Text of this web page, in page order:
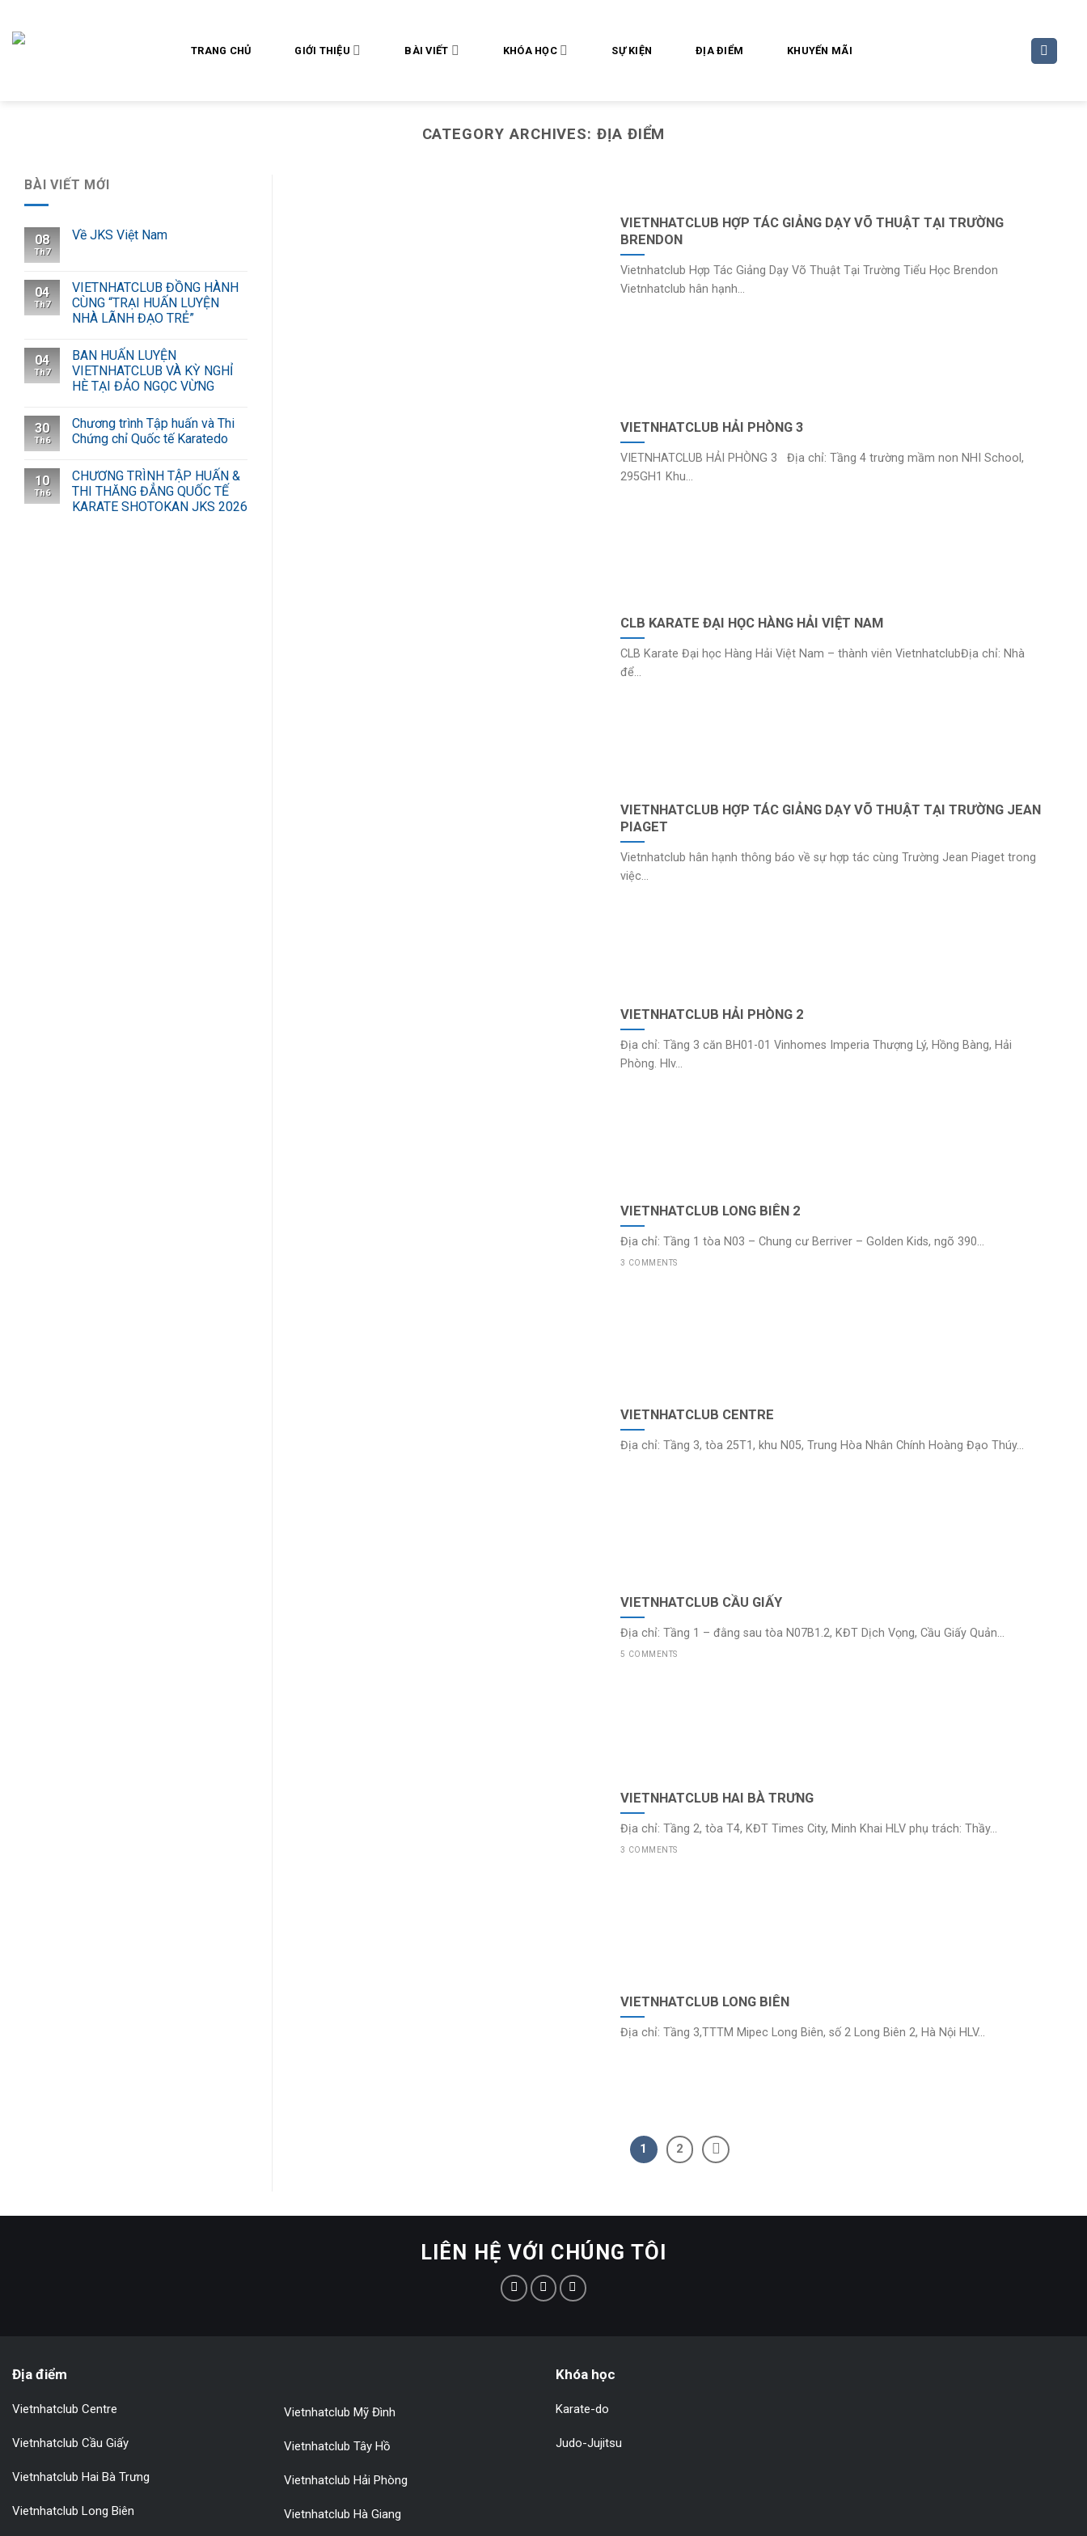
content
TRANG CHỦ GIỚI THIỆU BÀI VIẾT KHÓA HỌC SỰ KIỆN ĐỊA ĐIỂM KHUYẾN MÃI
CATEGORY ARCHIVES:ĐỊA ĐIỂM
BÀI VIẾT MỚI
08
Th7
Về JKS Việt Nam
04
Th7
VIETNHATCLUB ĐỒNG HÀNH
CÙNG “TRẠI HUẤN LUYỆN
NHÀ LÃNH ĐẠO TRẺ”
04
Th7
BAN HUẤN LUYỆN
VIETNHATCLUB VÀ KỲ NGHỈ
HÈ TẠI ĐẢO NGỌC VỪNG
30
Th6
Chương trình Tập huấn và Thi
Chứng chỉ Quốc tế Karatedo
10
Th6
CHƯƠNG TRÌNH TẬP HUẤN &
THI THĂNG ĐẲNG QUỐC TẾ
KARATE SHOTOKAN JKS 2026
VIETNHATCLUB HỢP TÁC GIẢNG DẠY VÕ THUẬT TẠI TRƯỜNG
BRENDON
Vietnhatclub Hợp Tác Giảng Dạy Võ Thuật Tại Trường Tiểu Học Brendon
Vietnhatclub hân hạnh...
VIETNHATCLUB HẢI PHÒNG 3
VIETNHATCLUB HẢI PHÒNG 3 Địa chỉ: Tầng 4 trường mầm non NHI School,
295GH1 Khu...
CLB KARATE ĐẠI HỌC HÀNG HẢI VIỆT NAM
CLB Karate Đại học Hàng Hải Việt Nam – thành viên VietnhatclubĐịa chỉ: Nhà
để...
VIETNHATCLUB HỢP TÁC GIẢNG DẠY VÕ THUẬT TẠI TRƯỜNG JEAN
PIAGET
Vietnhatclub hân hạnh thông báo về sự hợp tác cùng Trường Jean Piaget trong
việc...
VIETNHATCLUB HẢI PHÒNG 2
Địa chỉ: Tầng 3 căn BH01-01 Vinhomes Imperia Thượng Lý, Hồng Bàng, Hải
Phòng. Hlv...
VIETNHATCLUB LONG BIÊN 2
Địa chỉ: Tầng 1 tòa N03 – Chung cư Berriver – Golden Kids, ngõ 390...
3 COMMENTS
VIETNHATCLUB CENTRE
Địa chỉ: Tầng 3, tòa 25T1, khu N05, Trung Hòa Nhân Chính Hoàng Đạo Thúy...
VIETNHATCLUB CẦU GIẤY
Địa chỉ: Tầng 1 – đằng sau tòa N07B1.2, KĐT Dịch Vọng, Cầu Giấy Quản...
5 COMMENTS
VIETNHATCLUB HAI BÀ TRƯNG
Địa chỉ: Tầng 2, tòa T4, KĐT Times City, Minh Khai HLV phụ trách: Thầy...
3 COMMENTS
VIETNHATCLUB LONG BIÊN
Địa chỉ: Tầng 3,TTTM Mipec Long Biên, số 2 Long Biên 2, Hà Nội HLV...
1 2
LIÊN HỆ VỚI CHÚNG TÔI
Địa điểm
Vietnhatclub Centre
Vietnhatclub Cầu Giấy
Vietnhatclub Hai Bà Trưng
Vietnhatclub Long Biên
Vietnhatclub Mỹ Đình
Vietnhatclub Tây Hồ
Vietnhatclub Hải Phòng
Vietnhatclub Hà Giang
Khóa học
Karate-do
Judo-Jujitsu